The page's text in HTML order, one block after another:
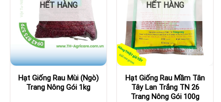
HẾT HÀNG
Hạt Giống Rau Mùi (Ngò)
Trang Nông Gói 1kg
HẾT HÀNG
Hạt Giống Rau Mầm Tân
Tây Lan Trắng TN 26
Trang Nông Gói 100g